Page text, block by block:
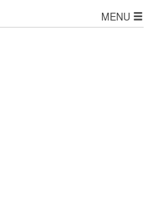
MENU